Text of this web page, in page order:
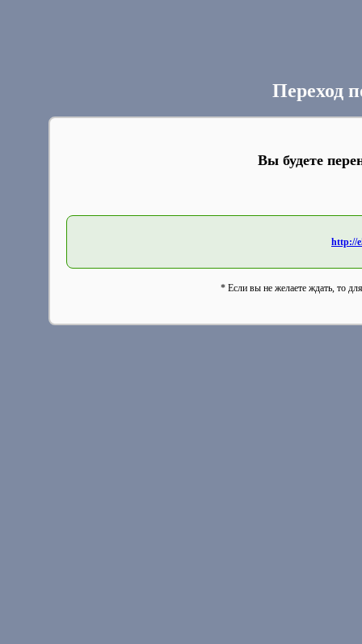
Переход
Вы будете
http://
* Если вы не желаете ждать, то